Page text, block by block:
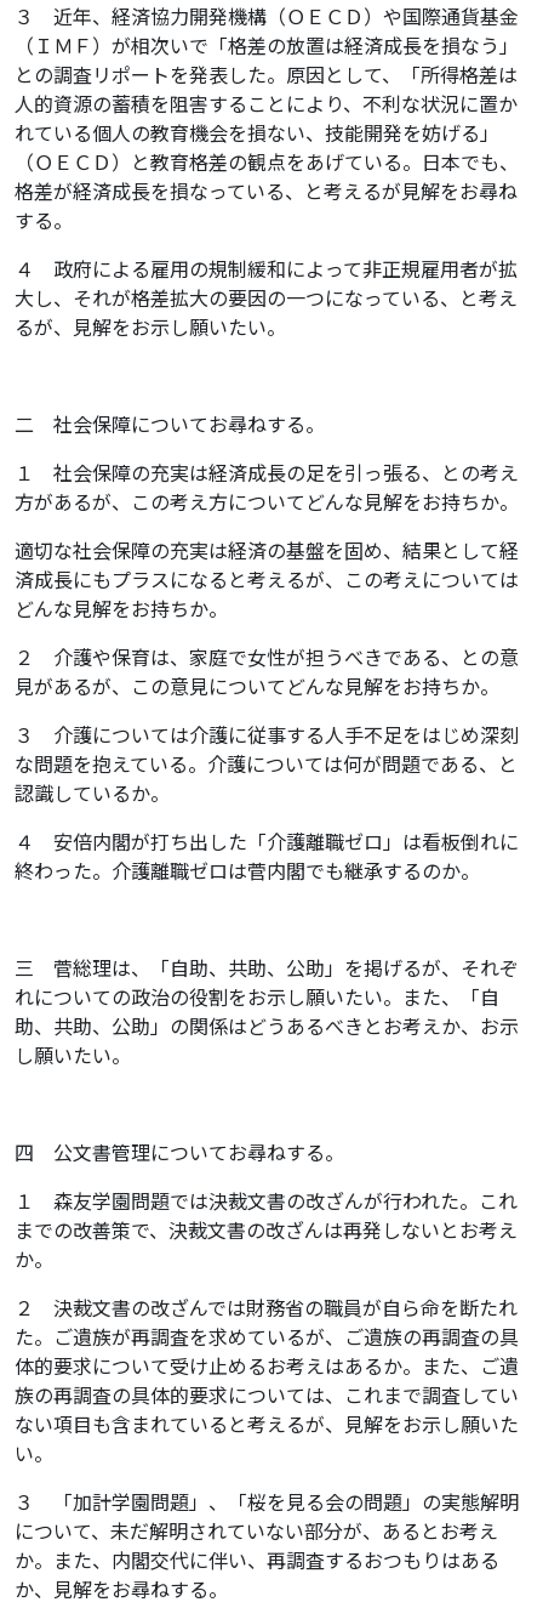
３ 近年、経済協力開発機構（ＯＥＣＤ）や国際通貨基金
（ＩＭＦ）が相次いで「格差の放置は経済成長を損なう」
との調査リポートを発表した。原因として、「所得格差は
人的資源の蓄積を阻害することにより、不利な状況に置か
れている個人の教育機会を損ない、技能開発を妨げる」
（ＯＥＣＤ）と教育格差の観点をあげている。日本でも、
格差が経済成長を損なっている、と考えるが見解をお尋ね
する。
４ 政府による雇用の規制緩和によって非正規雇用者が拡
大し、それが格差拡大の要因の一つになっている、と考え
るが、見解をお示し願いたい。
二 社会保障についてお尋ねする。
１ 社会保障の充実は経済成長の足を引っ張る、との考え
方があるが、この考え方についてどんな見解をお持ちか。
適切な社会保障の充実は経済の基盤を固め、結果として経
済成長にもプラスになると考えるが、この考えについては
どんな見解をお持ちか。
２ 介護や保育は、家庭で女性が担うべきである、との意
見があるが、この意見についてどんな見解をお持ちか。
３ 介護については介護に従事する人手不足をはじめ深刻
な問題を抱えている。介護については何が問題である、と
認識しているか。
４ 安倍内閣が打ち出した「介護離職ゼロ」は看板倒れに
終わった。介護離職ゼロは菅内閣でも継承するのか。
三 菅総理は、「自助、共助、公助」を掲げるが、それぞ
れについての政治の役割をお示し願いたい。また、「自
助、共助、公助」の関係はどうあるべきとお考えか、お示
し願いたい。
四 公文書管理についてお尋ねする。
１ 森友学園問題では決裁文書の改ざんが行われた。これ
までの改善策で、決裁文書の改ざんは再発しないとお考え
か。
２ 決裁文書の改ざんでは財務省の職員が自ら命を断たれ
た。ご遺族が再調査を求めているが、ご遺族の再調査の具
体的要求について受け止めるお考えはあるか。また、ご遺
族の再調査の具体的要求については、これまで調査してい
ない項目も含まれていると考えるが、見解をお示し願いた
い。
３ 「加計学園問題」、「桜を見る会の問題」の実態解明
について、未だ解明されていない部分が、あるとお考え
か。また、内閣交代に伴い、再調査するおつもりはある
か、見解をお尋ねする。